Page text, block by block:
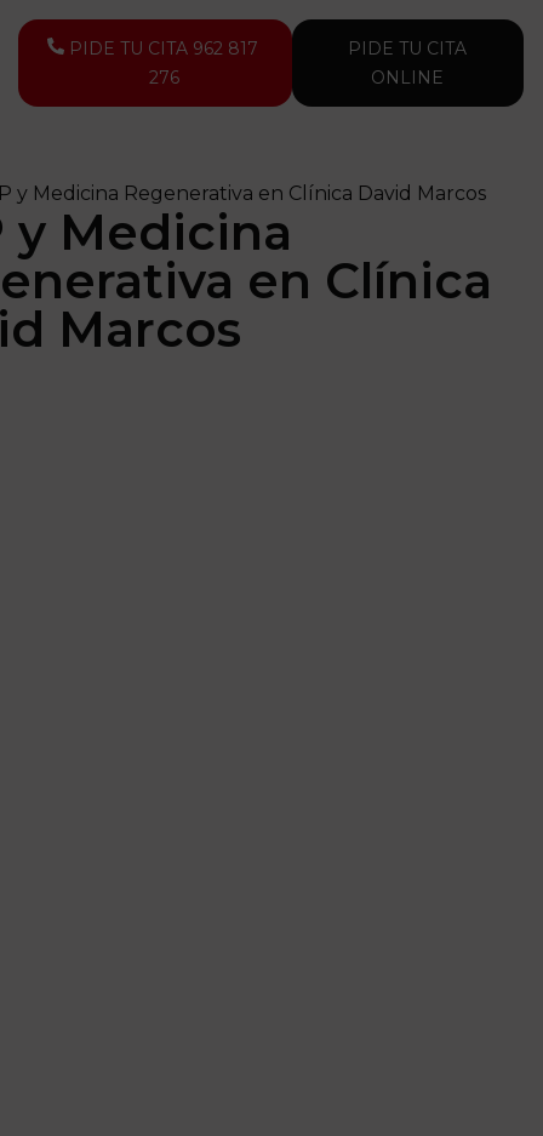
PIDE TU CITA 962 817
276
PIDE TU CITA
ONLINE
y Medicina Regenerativa en Clínica David Marcos
y Medicina
en Clínica
Marcos